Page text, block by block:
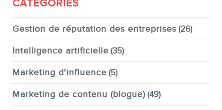
CATÉGORIES
Gestion de réputation des entreprises (26)
Intelligence artificielle (35)
Marketing d'influence (5)
Marketing de contenu (blogue) (49)